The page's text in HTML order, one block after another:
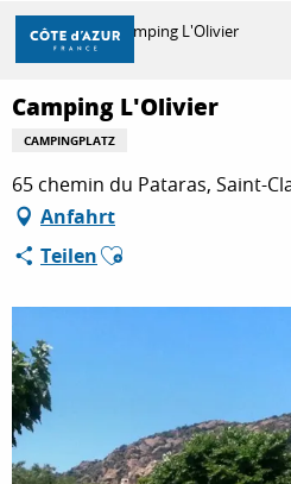
Aller
contenu
principal
ENTDECKEN
ZU TUN
AUFENTHALT
Startseite Camping L'Olivier
Camping L'Olivier
CAMPINGPLATZ
65 chemin du Pataras, Saint-
Anfahrt
TeilenAjouter aux favoris